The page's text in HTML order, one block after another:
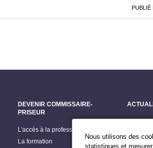
PUBLIÉ
DEVENIR COMMISSAIRE-
PRISEUR
L'accès à la profession
La formation
Grands
Billets
Nous utilisons des
statistiques et